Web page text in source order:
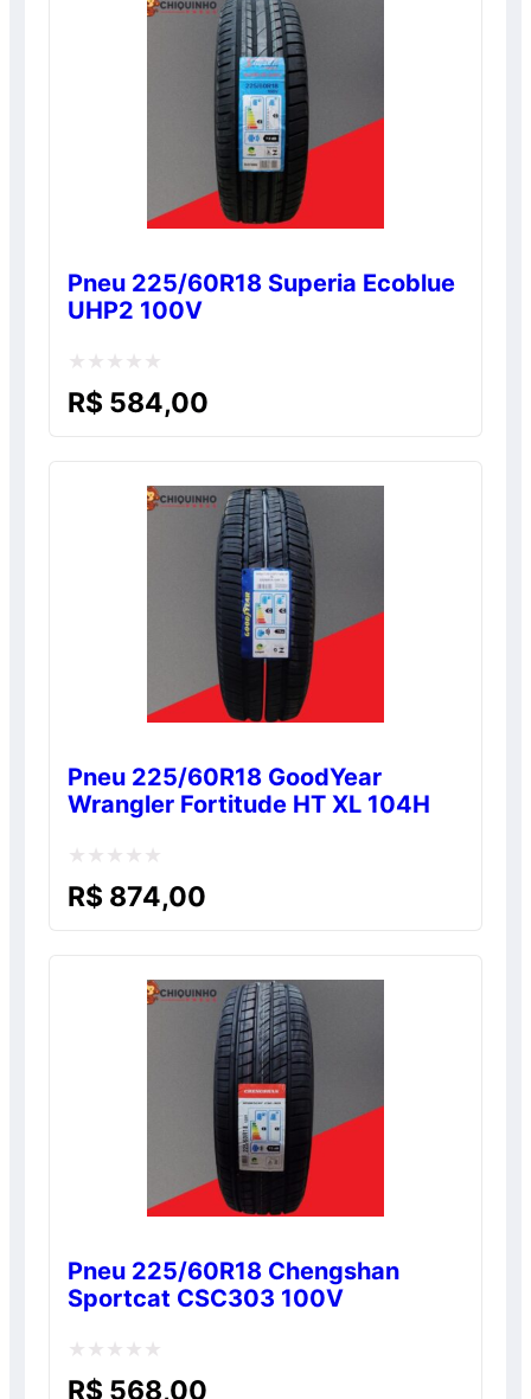
Pneu 225/60R18 Superia Ecoblue
UHP2 100V
Avaliação
R$ 584,00
Pneu 225/60R18 GoodYear
Wrangler Fortitude HT XL 104H
Avaliação
R$ 874,00
Pneu 225/60R18 Chengshan
Sportcat CSC303 100V
Avaliação
R$ 568,00